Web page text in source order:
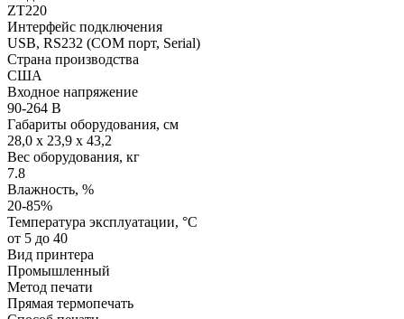
ZT220
Интерфейс подключения
USB, RS232 (COM порт, Serial)
Страна производства
США
Входное напряжение
90-264 В
Габариты оборудования, см
28,0 x 23,9 x 43,2
Вес оборудования, кг
7.8
Влажность, %
20-85%
Температура эксплуатации, °C
от 5 до 40
Вид принтера
Промышленный
Метод печати
Прямая термопечать